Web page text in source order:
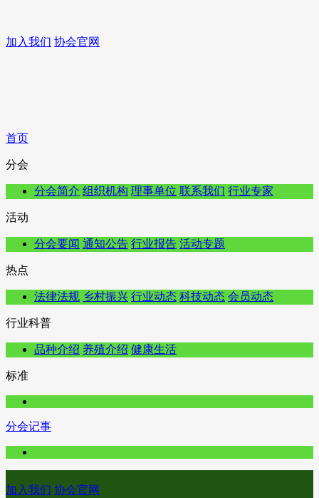
加入我们 协会官网
首页
分会
分会简介 组织机构 理事单位 联系我们 行业专家
活动
分会要闻 通知公告 行业报告 活动专题
热点
法律法规 乡村振兴 行业动态 科技动态 会员动态
行业科普
品种介绍 养殖介绍 健康生活
标准
分会记事
加入我们 协会官网